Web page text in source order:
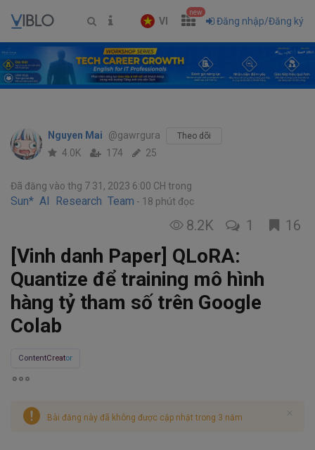
VI
new
Đăng nhập/Đăng ký
Nguyen Mai @gawrgura Theo dõi
4.0K 174 25
Đã đăng vào thg 7 31, 2023 6:00 CH trong
Sun* AI Research Team 18 phút đọc
8.2K 1 16
[Vinh danh Paper] QLoRA:
Quantize để training mô hình
hàng tỷ tham số trên Google
Colab
ContentCreator
Bài đăng này đã không được cập nhật trong 3 năm